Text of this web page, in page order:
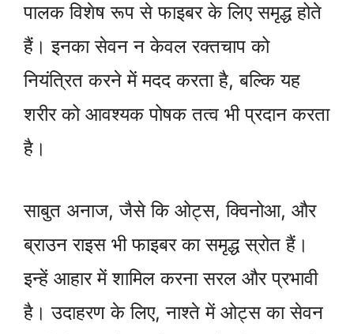
पालक विशेष रूप से फाइबर के लिए समृद्ध होते
हैं। इनका सेवन न केवल रक्तचाप को
नियंत्रित करने में मदद करता है, बल्कि यह
शरीर को आवश्यक पोषक तत्व भी प्रदान करता
है।
साबुत अनाज, जैसे कि ओट्स, क्विनोआ, और
ब्राउन राइस भी फाइबर का समृद्ध स्रोत हैं।
इन्हें आहार में शामिल करना सरल और प्रभावी
है। उदाहरण के लिए, नाश्ते में ओट्स का सेवन